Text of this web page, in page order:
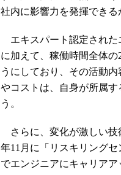
社内に影響力を発揮できる
エキスパート認定された
に加えて、稼働時間全体
うにしており、その活動
やコストは、自身が所属
う。
さらに、変化が激しい技
年11月に「リスキリング
でエンジニアにキャリアア